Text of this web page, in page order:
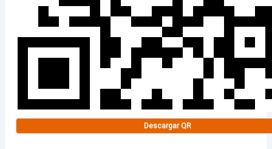
Descargar QR